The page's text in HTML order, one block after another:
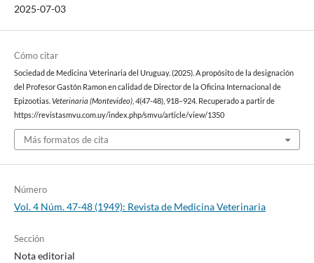
2025-07-03
Cómo citar
Sociedad de Medicina Veterinaria del Uruguay. (2025). A propósito de la designación
del Profesor Gastón Ramon en calidad de Director de la Oficina Internacional de
Epizootias. Veterinaria (Montevideo), 4(47-48), 918–924. Recuperado a partir de
https://revistasmvu.com.uy/index.php/smvu/article/view/1350
Más formatos de cita
Número
Vol. 4 Núm. 47-48 (1949): Revista de Medicina Veterinaria
Sección
Nota editorial